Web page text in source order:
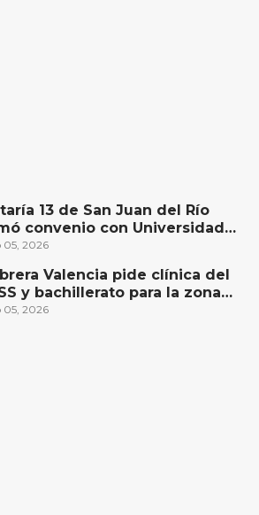
13 de San Juan del Río
convenio con Universidad
del Bajío para recibir
05, 2026
Valencia pide clínica del
y bachillerato para la zona
de San Juan del Río
05, 2026